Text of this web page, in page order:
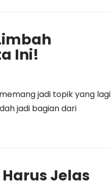
Ini!
jadi topik yang lagi
jadi bagian dari
Jelas